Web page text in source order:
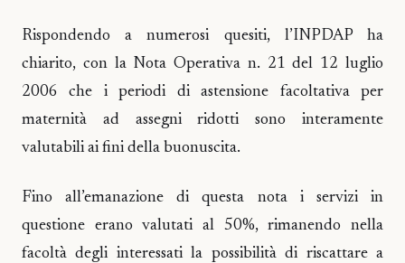
Rispondendo a numerosi quesiti, l’INPDAP ha
chiarito, con la Nota Operativa n. 21 del 12 luglio
2006 che i periodi di astensione facoltativa per
maternità ad assegni ridotti sono interamente
valutabili ai fini della buonuscita.
Fino all’emanazione di questa nota i servizi in
questione erano valutati al 50%, rimanendo nella
facoltà degli interessati la possibilità di riscattare a